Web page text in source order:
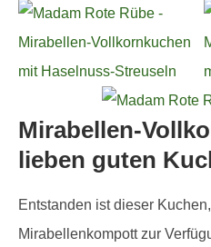
Mirabellen-
lieben guten
Entstanden ist dieser
Mirabellenkompott zur